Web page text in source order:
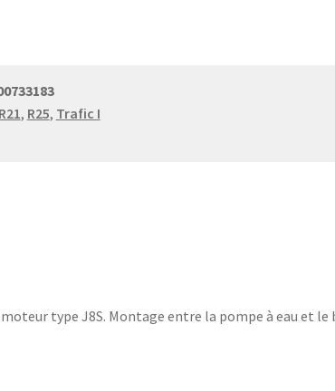
R21, R25, Trafic I
type J8S. Montage entre la pompe à eau et